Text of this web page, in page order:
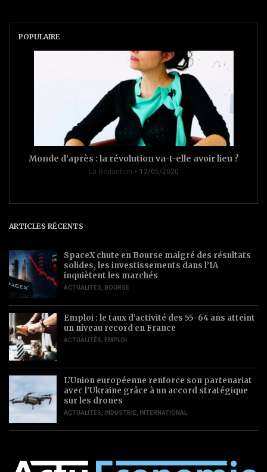
POPULAIRE
Monde d’après : la révolution va-t-elle avoir lieu ?
La Rédaction 12/05/2020
ARTICLES RÉCENTS
SpaceX chute en Bourse malgré des résultats
solides, les investissements dans l’IA
inquiètent les marchés
ACTUALITÉS BOURSE
Emploi : le taux d’activité des 55-64 ans atteint
un niveau record en France
ACTUALITÉS EMPLOI
L’Union européenne renforce son partenariat
avec l’Ukraine grâce à un accord stratégique
sur les drones
ACTUALITÉS INDUSTRIE INTERNATIONAL